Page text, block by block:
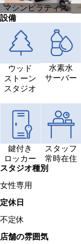
マシンピラティス
設備
ウッド
ストーン
スタジオ
水素水
サーバー
鍵付き
ロッカー
スタッフ
常時在住
スタジオ種別
女性専用
定休日
不定休
店舗の雰囲気